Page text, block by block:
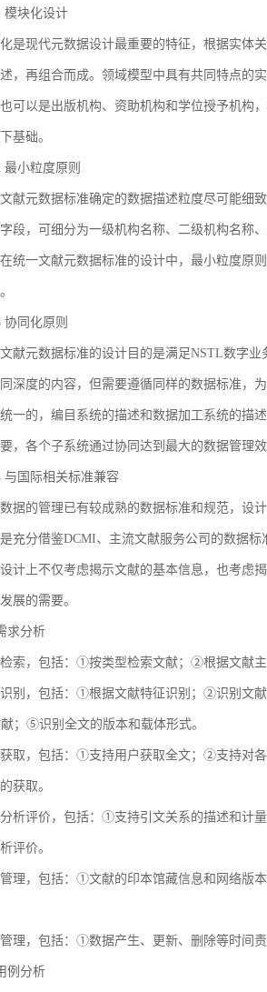
模块化设计
是现代元数据设计最重要的特征，根据实体
，再组合而成。领域模型中具有共同特点的
可以是出版机构、资助机构和学位授予机构
基础。
最小粒度原则
献元数据标准确定的数据描述粒度尽可能细
段，可细分为一级机构名称、二级机构名称
在统一文献元数据标准的设计中，最小粒度原
协同化原则
献元数据标准的设计目的是满足NSTL数字
深度的内容，但需要遵循同样的数据标准，
一的，编目系统的描述和数据加工系统的描
，各个子系统通过协同达到最大的数据管理效
与国际相关标准兼容
据的管理已有较成熟的数据标准和规范，设
充分借鉴DCMI、主流文献服务公司的数据
计上不仅考虑揭示文献的基本信息，也考虑
展的需要。
求分析
索，包括：①按类型检索文献；②根据文献
别，包括：①根据文献特征识别；②识别文
；⑤识别全文的版本和载体形式。
取，包括：①支持用户获取全文；②支持对
获取。
析评价，包括：①支持引文关系的描述和计
评价。
理，包括：①文献的印本馆藏信息和网络版
理，包括：①数据产生、更新、删除等时间
例分析